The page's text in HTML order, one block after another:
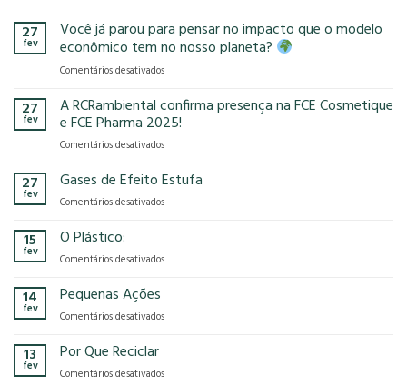
27
fev
Você já parou para pensar no impacto que o modelo
econômico tem no nosso planeta?
Comentários desativadosem
já
parou
para
pensar
impacto
o
tem
27
fev
A RCRambiental confirma presença na FCE Cosmetique
e FCE Pharma 2025!
Comentários desativadosem
RCRambiental
presença
e
2025!
27
fev
Gases de Efeito Estufa
Comentários desativadosem
Estufa
15
fev
O Plástico:
Comentários desativadosem
14
fev
Pequenas Ações
Comentários desativadosem
13
fev
Por Que Reciclar
Comentários desativadosem